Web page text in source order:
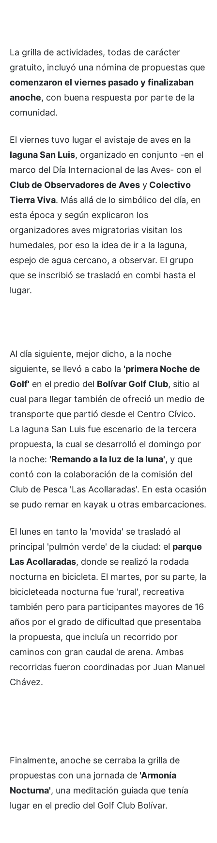
La grilla de actividades, todas de carácter
gratuito, incluyó una nómina de propuestas que
comenzaron el viernes pasado y finalizaban
anoche, con buena respuesta por parte de la
comunidad.
El viernes tuvo lugar el avistaje de aves en la
laguna San Luis, organizado en conjunto -en el
marco del Día Internacional de las Aves- con el
Club de Observadores de Aves y Colectivo
Tierra Viva. Más allá de lo simbólico del día, en
esta época y según explicaron los
organizadores aves migratorias visitan los
humedales, por eso la idea de ir a la laguna,
espejo de agua cercano, a observar. El grupo
que se inscribió se trasladó en combi hasta el
lugar.
Al día siguiente, mejor dicho, a la noche
siguiente, se llevó a cabo la 'primera Noche de
Golf' en el predio del Bolívar Golf Club, sitio al
cual para llegar también de ofreció un medio de
transporte que partió desde el Centro Cívico.
La laguna San Luis fue escenario de la tercera
propuesta, la cual se desarrolló el domingo por
la noche: 'Remando a la luz de la luna', y que
contó con la colaboración de la comisión del
Club de Pesca 'Las Acollaradas'. En esta ocasión
se pudo remar en kayak u otras embarcaciones.
El lunes en tanto la 'movida' se trasladó al
principal 'pulmón verde' de la ciudad: el parque
Las Acollaradas, donde se realizó la rodada
nocturna en bicicleta. El martes, por su parte, la
bicicleteada nocturna fue 'rural', recreativa
también pero para participantes mayores de 16
años por el grado de dificultad que presentaba
la propuesta, que incluía un recorrido por
caminos con gran caudal de arena. Ambas
recorridas fueron coordinadas por Juan Manuel
Chávez.
Finalmente, anoche se cerraba la grilla de
propuestas con una jornada de 'Armonía
Nocturna', una meditación guiada que tenía
lugar en el predio del Golf Club Bolívar.